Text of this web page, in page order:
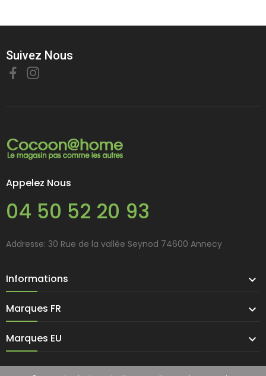
Suivez Nous
Appelez Nous
04 50 52 20 93
Addresse: 30 Rue de la vallée Seynod 74600 Annecy
Informations 
Marques FR 
Marques EU 